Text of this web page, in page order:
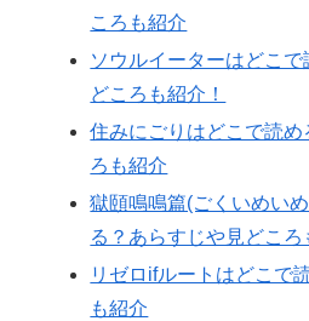
ころも紹介
ソウルイーターはどこ
どころも紹介！
住みにごりはどこで読め
ろも紹介
獄頤鳴鳴篇(ごくいめい
る？あらすじや見どころ
リゼロifルートはどこで
も紹介